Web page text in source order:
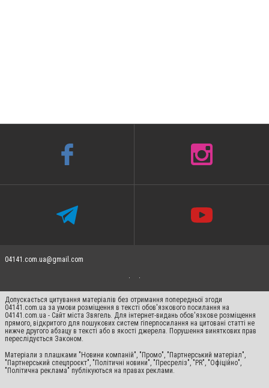
04141.com.ua@gmail.com
Допускається цитування матеріалів без отримання попередньої згоди
04141.com.ua за умови розміщення в тексті обов'язкового посилання на
04141.com.ua - Сайт міста Звягель. Для інтернет-видань обов'язкове розміщення
прямого, відкритого для пошукових систем гіперпосилання на цитовані статті не
нижче другого абзацу в тексті або в якості джерела. Порушення виняткових прав
переслідується Законом.
Матеріали з плашками "Новини компаній", "Промо", "Партнерський матеріал",
"Партнерський спецпроєкт", "Політичні новини", "Пресреліз", "PR", "Офіційно",
"Політична реклама" публікуються на правах реклами.